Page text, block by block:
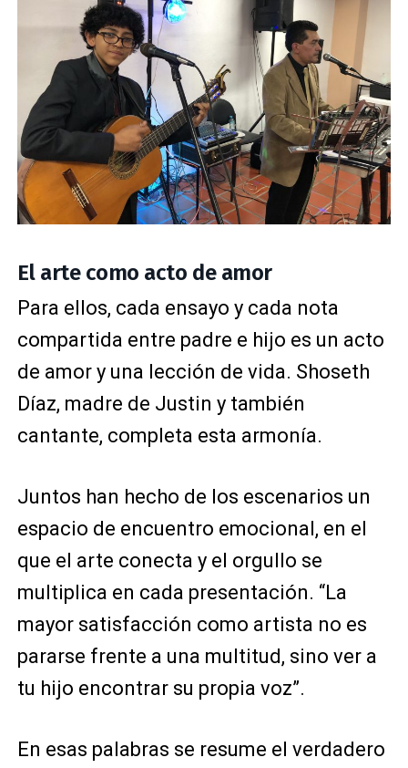
El arte como acto de amor
Para ellos, cada ensayo y cada nota
compartida entre padre e hijo es un acto
de amor y una lección de vida. Shoseth
Díaz, madre de Justin y también
cantante, completa esta armonía.
Juntos han hecho de los escenarios un
espacio de encuentro emocional, en el
que el arte conecta y el orgullo se
multiplica en cada presentación. “La
mayor satisfacción como artista no es
pararse frente a una multitud, sino ver a
tu hijo encontrar su propia voz”.
En esas palabras se resume el verdadero